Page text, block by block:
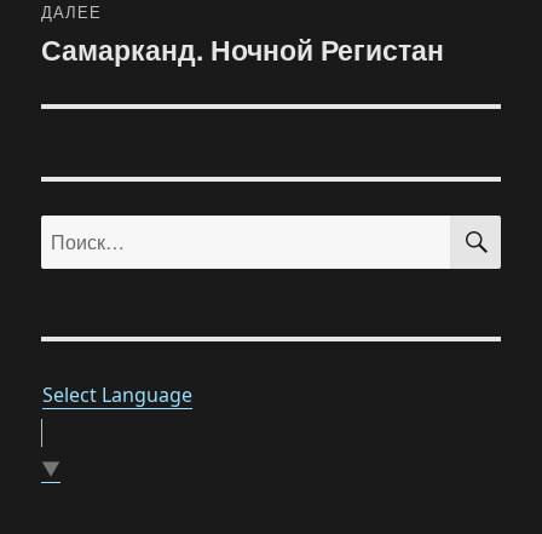
ДАЛЕЕ
Следующая
Самарканд. Ночной Регистан
Искать:
Select Language
▼